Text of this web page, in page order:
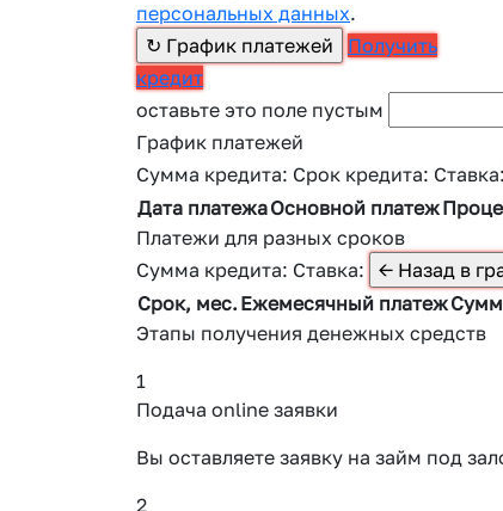
персональных данных.
Получить
кредит
оставьте это поле пустым
График платежей
Сумма кредита: Срок кредита: Ставка:
Дата платежаОсновной платеж
Платежи для разных сроков
Сумма кредита: Ставка:
Срок, мес.Ежемесячный платеж
Этапы получения денежных средств
1
Подача online заявки
Вы оставляете заявку на займ под
2